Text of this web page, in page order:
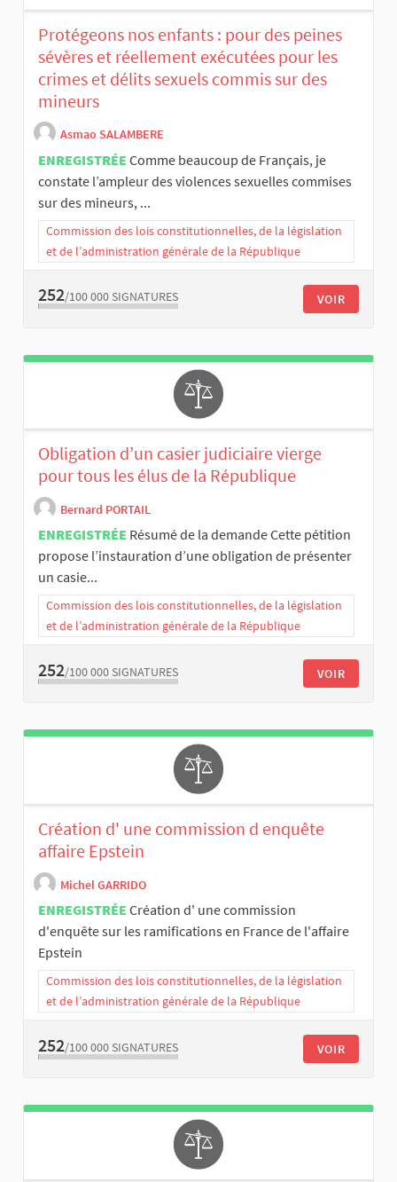
Protégeons nos enfants : pour des peines
sévères et réellement exécutées pour les
crimes et délits sexuels commis sur des
mineurs
Asmao SALAMBERE
ENREGISTRÉE Comme beaucoup de Français, je
constate l’ampleur des violences sexuelles commises
sur des mineurs, ...
Commission des lois constitutionnelles, de la législation
et de l’administration générale de la République
252/100 000 SIGNATURES VOIR
Obligation d’un casier judiciaire vierge
pour tous les élus de la République
Bernard PORTAIL
ENREGISTRÉE Résumé de la demande Cette pétition
propose l’instauration d’une obligation de présenter
un casie...
Commission des lois constitutionnelles, de la législation
et de l’administration générale de la République
252/100 000 SIGNATURES VOIR
Création d' une commission d enquête
affaire Epstein
Michel GARRIDO
ENREGISTRÉE Création d' une commission
d'enquête sur les ramifications en France de l'affaire
Epstein
Commission des lois constitutionnelles, de la législation
et de l’administration générale de la République
252/100 000 SIGNATURES VOIR